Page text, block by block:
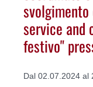
service
festivo"
Dal 02.07.2024 al